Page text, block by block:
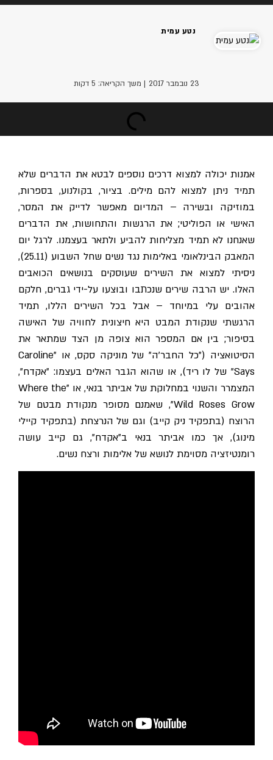
נטע עמית
23 נובמבר 2017 | משך הקריאה: 5 דקות
אמנות יכולה למצוא דרכים נוספים לבטא את הדברים שלא
תמיד ניתן למצוא להם מילים. בציור, בקולנוע, בספרות,
במוזיקה ובשירה – המדיום מאפשר לדייק את המסר,
האישי או הפוליטי; את הרגשות והתחושות, את הדברים
שאנחנו לא תמיד מצליחות להביע ולתאר בעצמנו. לרגל יום
המאבק הבינלאומי באלימות נגד נשים שחל השבוע (25.11),
ניסיתי למצוא את השירים שעוסקים בנושאים הכואבים
האלו. יש הרבה שירים שנכתבו ובוצעו על-ידי גברים, חלקם
אהובים עלי במיוחד – אבל בכל השירים הללו, תמיד
הרגשתי שנקודת המבט היא חיצונית לחוויה של האישה
בסיפור; בין אם המספר הוא צופה מן הצד שמתאר את
הסיטואציה ("כל החבר'ה" של מוניקה סקס, או "Caroline
Says" של לו ריד), או שהוא הגבר האלים בעצמו: "אקדח",
המצמרר והשנוי במחלוקת של אביתר בנאי, או "Where the
Wild Roses Grow", שאמנם מסופר מנקודת מבטם של
הרוצח (בתפקיד ניק קייב) וגם של הנרצחת (בתפקיד קיילי
מינוג), אך כמו אביתר בנאי ב"אקדח", גם קייב עושה
רומנטיזציה מסוימת לנושא של אלימות ורצח נשים.